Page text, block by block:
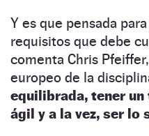
Y es que pensada
requisitos que debe
comenta Chris
europeo de la
equilibrada, tener
ágil y a la vez, ser